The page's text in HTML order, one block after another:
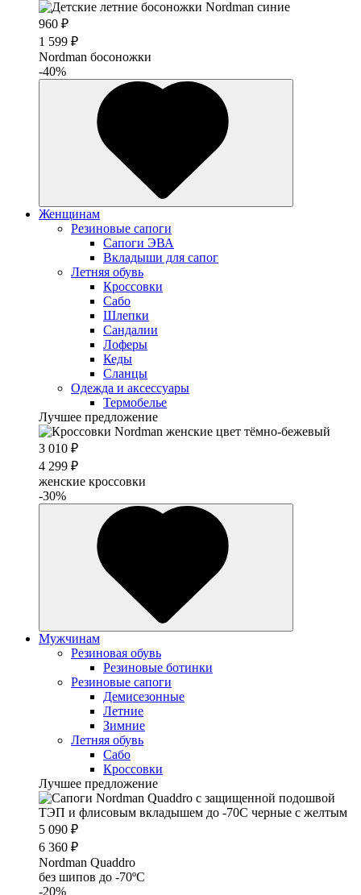
960 ₽
1 599 ₽
Nordman босоножки
-40%
Женщинам
Резиновые сапоги
Cапоги ЭВА
Вкладыши для сапог
Летняя обувь
Кроссовки
Сабо
Шлепки
Сандалии
Лоферы
Кеды
Сланцы
Одежда и аксессуары
Термобелье
Лучшее предложение
3 010 ₽
4 299 ₽
женские кроссовки
-30%
Мужчинам
Резиновая обувь
Резиновые ботинки
Резиновые сапоги
Демисезонные
Летние
Зимние
Летняя обувь
Сабо
Кроссовки
Лучшее предложение
5 090 ₽
6 360 ₽
Nordman Quaddro
без шипов до -70ºС
-20%